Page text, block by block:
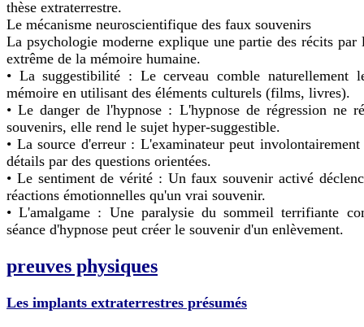
thèse extraterrestre.
Le mécanisme neuroscientifique des faux souvenirs
La psychologie moderne explique une partie des récits
extrême de la mémoire humaine.
• La suggestibilité : Le cerveau comble naturellement
mémoire en utilisant des éléments culturels (films, livres).
• Le danger de l'hypnose : L'hypnose de régression ne
souvenirs, elle rend le sujet hyper-suggestible.
• La source d'erreur : L'examinateur peut
détails par des questions orientées.
• Le sentiment de vérité : Un faux souvenir activé
réactions émotionnelles qu'un vrai souvenir.
• L'amalgame : Une paralysie du sommeil terrifiante
séance d'hypnose peut créer le souvenir d'un enlèvement.
preuves physiques
Les implants extraterrestres présumés